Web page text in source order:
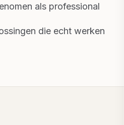
als professional
die echt werken